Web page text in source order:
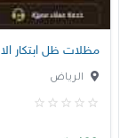
مظلات ظل ابتكار
الرياض